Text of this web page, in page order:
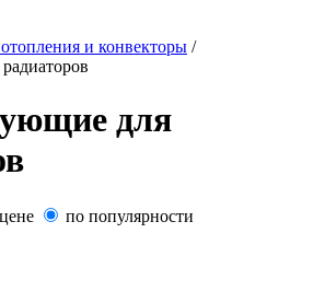
и конвекторы /
для
по популярности